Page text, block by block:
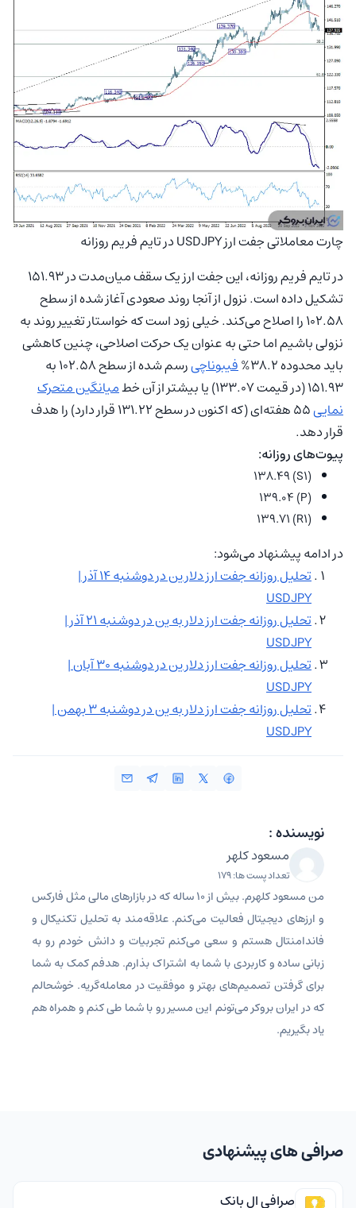
چارت معاملاتی جفت ارز USDJPY در تایم فریم روزانه
در تایم فریم روزانه، این جفت ارز یک سقف میان‌مدت در 151.93
تشکیل داده است. نزول از آنجا روند صعودی آغاز شده از سطح
102.58 را اصلاح می‌کند. خیلی زود است که خواستار تغییر روند به
نزولی باشیم اما حتی به عنوان یک حرکت اصلاحی، چنین کاهشی
باید محدوده 38.2%
فیبوناچی
رسم شده از سطح 102.58 به
151.93 (در قیمت 133.07) یا بیشتر از آن خط
میانگین متحرک
نمایی
55 هفته‌ای (که اکنون در سطح 131.22 قرار دارد) را هدف
قرار دهد.
پیوت‌های روزانه:
(S1) 138.49
(P) 139.04
(R1) 139.71
در ادامه پیشنهاد می‌شود:
تحلیل روزانه جفت ارز دلار ین در دوشنبه ۱۴ آذر |
USDJPY
تحلیل روزانه جفت ارز دلار به ین در دوشنبه ۲۱ آذر |
USDJPY
تحلیل روزانه جفت ارز دلار ین در دوشنبه ۳۰ آبان |
USDJPY
تحلیل روزانه جفت ارز دلار به ین در دوشنبه ۳ بهمن |
USDJPY
نویسنده :
مسعود کلهر
تعداد پست ها: 179
من مسعود کلهرم. بیش از ۱۰ ساله که در بازارهای مالی مثل فارکس
و ارزهای دیجیتال فعالیت می‌کنم. علاقه‌مند به تحلیل تکنیکال و
فاندامنتال هستم و سعی می‌کنم تجربیات و دانش خودم رو به
زبانی ساده و کاربردی با شما به اشتراک بذارم. هدفم کمک به شما
برای گرفتن تصمیم‌های بهتر و موفقیت در معامله‌گریه. خوشحالم
که در ایران بروکر می‌تونم این مسیر رو با شما طی کنم و همراه هم
یاد بگیریم.
صرافی های پیشنهادی
صرافی ال بانک